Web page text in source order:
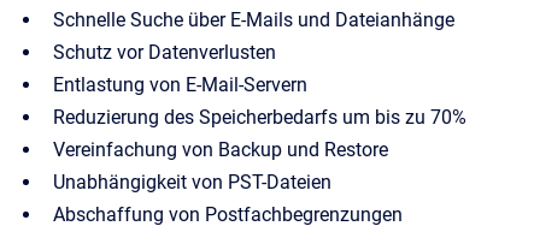
Schnelle Suche über E-Mails und Dateianhänge
Schutz vor Datenverlusten
Entlastung von E-Mail-Servern
Reduzierung des Speicherbedarfs um bis zu 70%
Vereinfachung von Backup und Restore
Unabhängigkeit von PST-Dateien
Abschaffung von Postfachbegrenzungen